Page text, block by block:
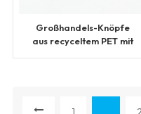
Großhandels-Knöpfe
aus recyceltem PET mit